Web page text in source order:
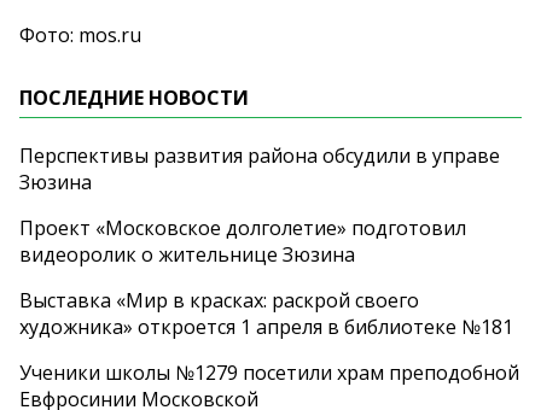
Фото: mos.ru
ПОСЛЕДНИЕ НОВОСТИ
Перспективы развития района обсудили в управе
Зюзина
Проект «Московское долголетие» подготовил
видеоролик о жительнице Зюзина
Выставка «Мир в красках: раскрой своего
художника» откроется 1 апреля в библиотеке №181
Ученики школы №1279 посетили храм преподобной
Евфросинии Московской